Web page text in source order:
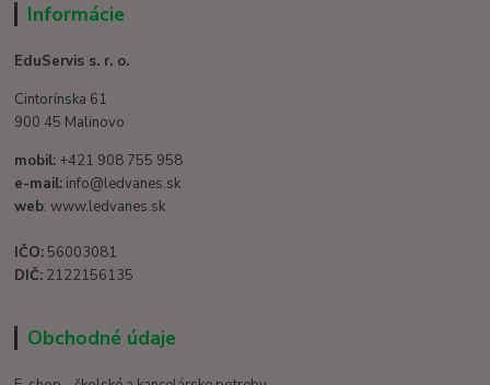
Informácie
EduServis s. r. o.
Cintorínska 61
900 45 Malinovo
mobil: +421 908 755 958
e-mail: info@ledvanes.sk
web: www.ledvanes.sk
IČO: 56003081
DIČ: 2122156135
Obchodné údaje